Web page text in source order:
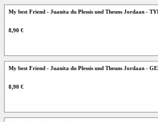
My best Friend - Juanita du Plessis und Theuns Jordaan -
8,90 €
My best Friend - Juanita du Plessis und Theuns Jordaan -
8,90 €